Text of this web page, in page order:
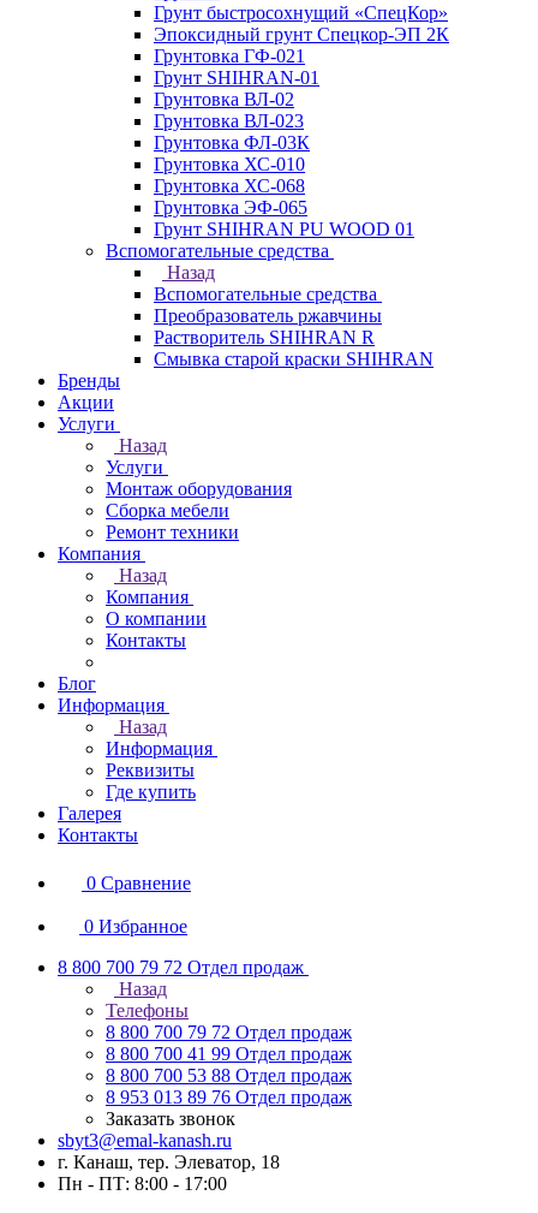
Грунт быстросохнущий «СпецКор»
Эпоксидный грунт Спецкор-ЭП 2К
Грунтовка ГФ-021
Грунт SHIHRAN-01
Грунтовка ВЛ-02
Грунтовка ВЛ-023
Грунтовка ФЛ-03К
Грунтовка ХС-010
Грунтовка ХС-068
Грунтовка ЭФ-065
Грунт SHIHRAN PU WOOD 01
Вспомогательные средства
Назад
Вспомогательные средства
Преобразователь ржавчины
Растворитель SHIHRAN R
Смывка старой краски SHIHRAN
Бренды
Акции
Услуги
Назад
Услуги
Монтаж оборудования
Сборка мебели
Ремонт техники
Компания
Назад
Компания
О компании
Контакты
Блог
Информация
Назад
Информация
Реквизиты
Где купить
Галерея
Контакты
0 Сравнение
0 Избранное
8 800 700 79 72 Отдел продаж
Назад
Телефоны
8 800 700 79 72 Отдел продаж
8 800 700 41 99 Отдел продаж
8 800 700 53 88 Отдел продаж
8 953 013 89 76 Отдел продаж
Заказать звонок
sbyt3@emal-kanash.ru
г. Канаш, тер. Элеватор, 18
Пн - ПТ: 8:00 - 17:00